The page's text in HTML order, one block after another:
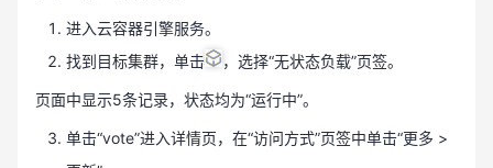
进入云容器引擎服务。
找到目标集群，单击
，选择“无状态负载”页签。
页面中显示5条记录，状态均为“运行中”。
单击“vote”进入详情页，在“访问方式”页签中单击“更多 >